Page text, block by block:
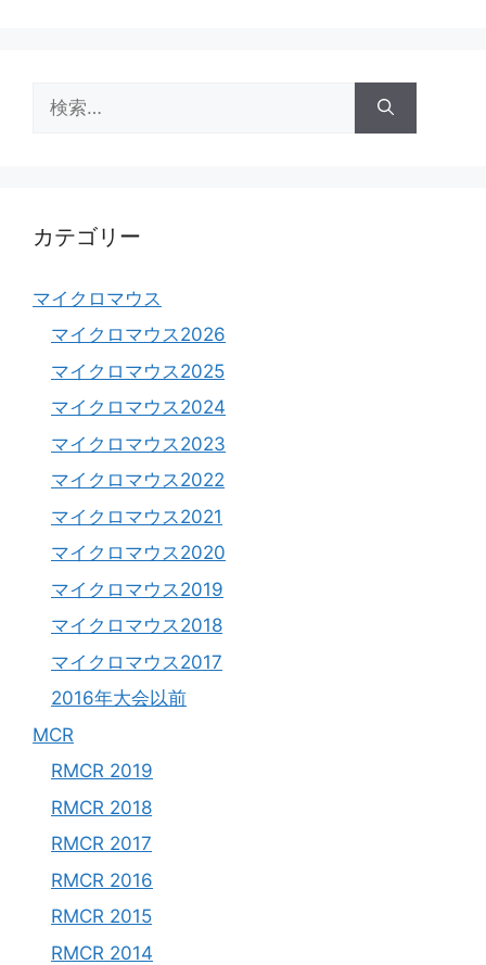
索:
カテゴリー
マイクロマウス
マイクロマウス2026
マイクロマウス2025
マイクロマウス2024
マイクロマウス2023
マイクロマウス2022
マイクロマウス2021
マイクロマウス2020
マイクロマウス2019
マイクロマウス2018
マイクロマウス2017
2016年大会以前
MCR
RMCR 2019
RMCR 2018
RMCR 2017
RMCR 2016
RMCR 2015
RMCR 2014